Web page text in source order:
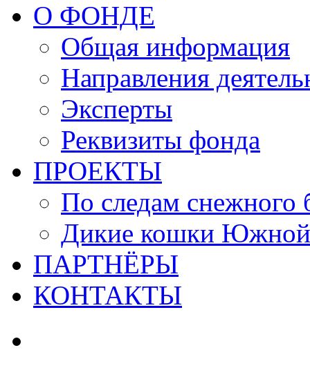
О ФОНДЕ
Общая информация
Направления
Эксперты
Реквизиты фонда
ПРОЕКТЫ
По следам снежного
Дикие кошки
ПАРТНЁРЫ
КОНТАКТЫ